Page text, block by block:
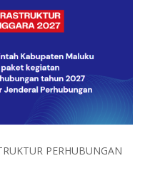
PERHUBUNGAN